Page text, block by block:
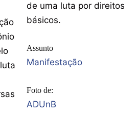
de uma luta por direitos
básicos.
Assunto
Manifestação
Foto de:
ADUnB